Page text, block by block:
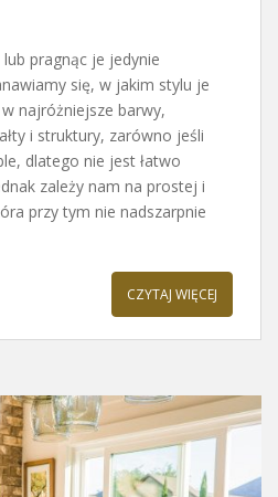
pragnąc je jedynie
się, w jakim stylu je
najróżniejsze barwy,
i struktury, zarówno jeśli
dlatego nie jest łatwo
zależy nam na prostej i
przy tym nie nadszarpnie
CZYTAJ WIĘCEJ